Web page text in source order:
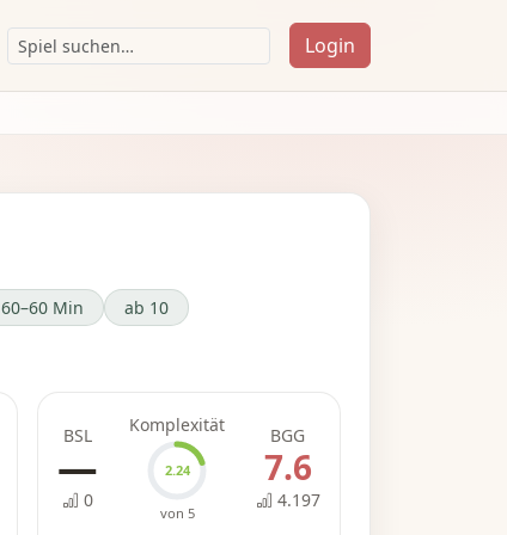
Login
60–60 Min
ab 10
BSL
—
0
Komplexität
2.24
von 5
BGG
7.6
4.197